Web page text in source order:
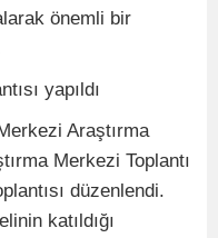
önemli bir
yapıldı
Araştırma
Merkezi Toplantı
düzenlendi.
katıldığı